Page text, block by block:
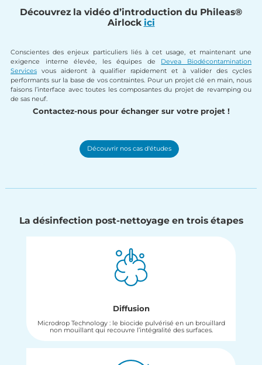
Découvrez la vidéo d’introduction du Phileas®
Airlock ici
Conscientes des enjeux particuliers liés à cet usage, et maintenant une
exigence interne élevée, les équipes de Devea Biodécontamination
Services vous aideront à qualifier rapidement et à valider des cycles
performants sur la base de vos contraintes. Pour un projet clé en main, nous
faisons l’interface avec toutes les composantes du projet de revamping ou
de sas neuf.
Contactez-nous pour échanger sur votre projet !
Découvrir nos cas d'études
La désinfection post-nettoyage en trois étapes
Diffusion
Microdrop Technology : le biocide pulvérisé en un brouillard
non mouillant qui recouvre l’intégralité des surfaces.